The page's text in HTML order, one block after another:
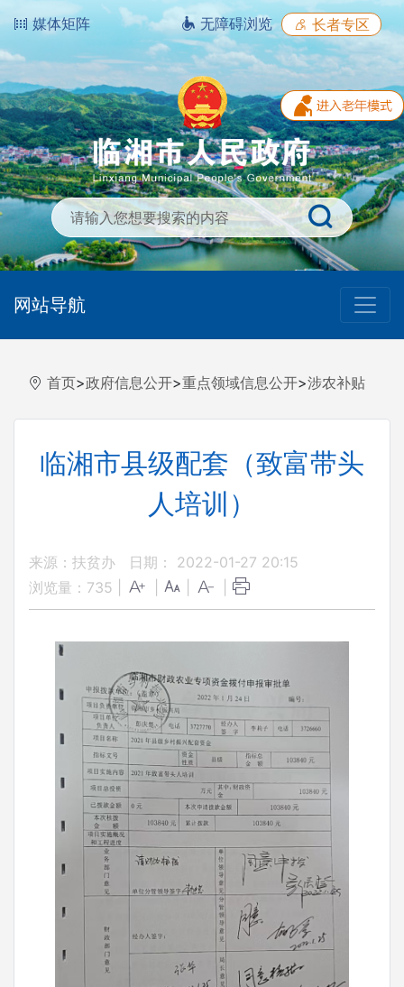
媒体矩阵 无障碍浏览 长者专区
网站导航
首页>政府信息公开>重点领域信息公开>涉农补贴
临湘市县级配套（致富带头
人培训）
来源：扶贫办
日期： 2022-01-27 20:15
浏览量： 735